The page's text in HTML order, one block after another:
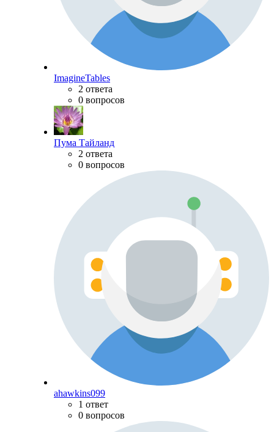
ImagineTables
2 ответа
0 вопросов
Пума Тайланд
2 ответа
0 вопросов
ahawkins099
1 ответ
0 вопросов